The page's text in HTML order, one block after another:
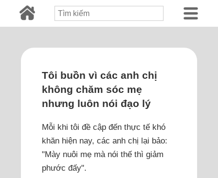
Tôi buồn vì các anh chị
không chăm sóc mẹ
nhưng luôn nói đạo lý
Mỗi khi tôi đề cập đến thực tế khó
khăn hiện nay, các anh chị lại bảo:
"Mày nuôi mẹ mà nói thế thì giảm
phước đấy".